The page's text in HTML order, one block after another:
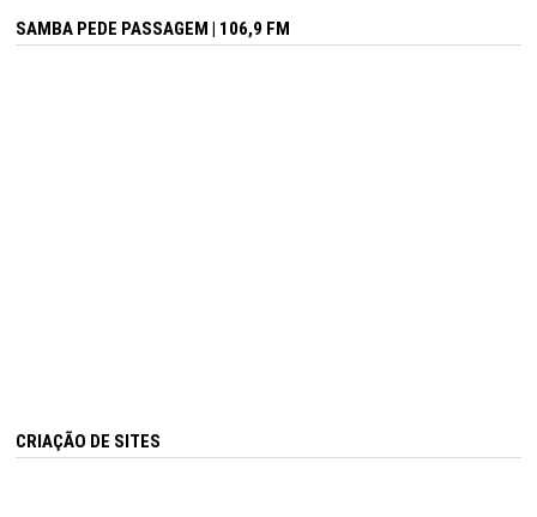
SAMBA PEDE PASSAGEM | 106,9 FM
CRIAÇÃO DE SITES